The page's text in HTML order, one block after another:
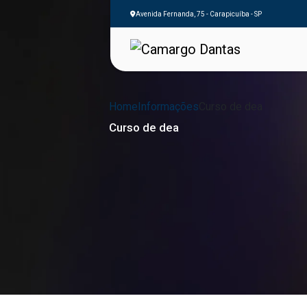
Avenida Fernanda, 75 - Carapicuíba - SP
HomeInformações
Curso de dea